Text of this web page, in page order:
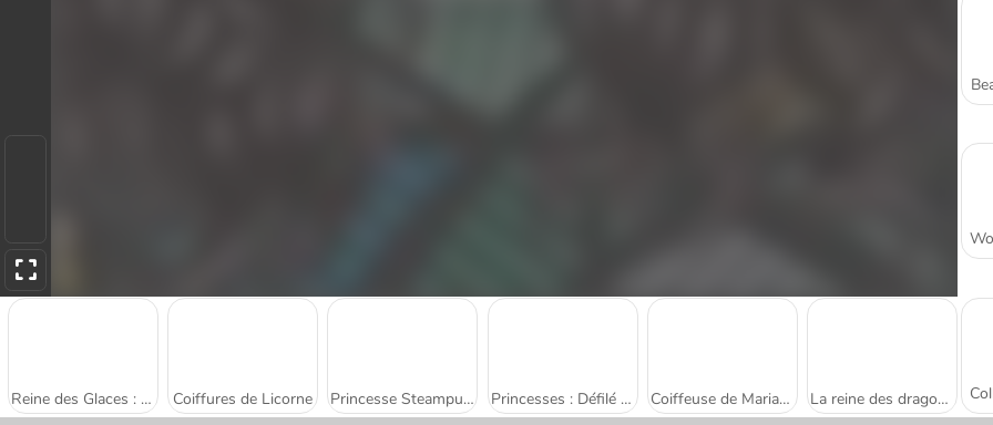
Reine des Glaces : Mariage Ruiné Coiffures de Licorne Princesse Steampunk Princesses : Défilé de Mode Printanier Coiffeuse de Mariage pour les Princesses La reine des dragons : robe de mariée